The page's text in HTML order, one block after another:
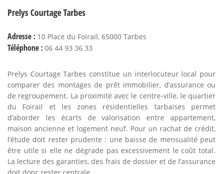
Prelys Courtage Tarbes
Adresse : 10 Place du Foirail, 65000 Tarbes
Téléphone : 06 44 93 36 33
Prelys Courtage Tarbes constitue un interlocuteur local pour
comparer des montages de prêt immobilier, d’assurance ou
de regroupement. La proximité avec le centre-ville, le quartier
du Foirail et les zones résidentielles tarbaises permet
d’aborder les écarts de valorisation entre appartement,
maison ancienne et logement neuf. Pour un rachat de crédit,
l’étude doit rester prudente : une baisse de mensualité peut
être utile si elle ne dégrade pas excessivement le coût total.
La lecture des garanties, des frais de dossier et de l’assurance